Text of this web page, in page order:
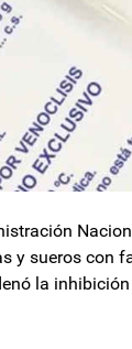
y sueros con
la